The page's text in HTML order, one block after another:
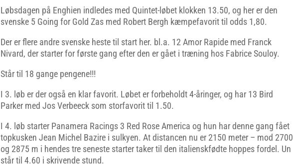
Løbsdagen på Enghien indledes med Quintet-løbet klokken 13.50, og her er den
svenske 5 Going for Gold Zas med Robert Bergh kæmpefavorit til odds 1,80.
Der er flere andre svenske heste til start her. bl.a. 12 Amor Rapide med Franck
Nivard, der starter for første gang efter den er gået i træning hos Fabrice Souloy.
Står til 18 gange pengene!!!
I 3. løb er der også en klar favorit. Løbet er forbeholdt 4-åringer, og har 13 Bird
Parker med Jos Verbeeck som storfavorit til 1.50.
I 4. løb starter Panamera Racings 3 Red Rose America og hun har denne gang fået
topkusken Jean Michel Bazire i sulkyen. At distancen nu er 2150 meter – mod 2700
og 2875 m i hendes tre seneste starter taker til den italienskfødte hoppes fordel. Un
står til 4.60 i skrivende stund.